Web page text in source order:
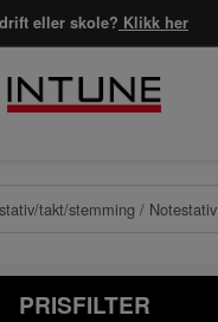
eller skole? Klikk her
takt/stemming / Notestativ
PRISFILTER